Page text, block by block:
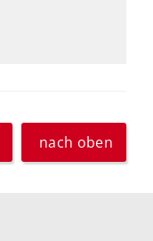
nach oben